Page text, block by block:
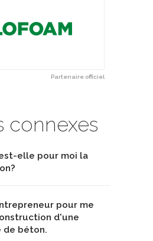
Partenaire officiel
connexes
elle pour moi la
pour me
d'une
de béton.